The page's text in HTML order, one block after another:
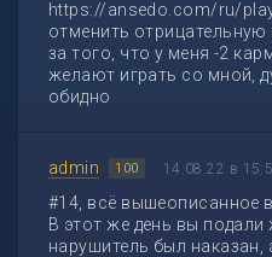
https://ansedo.com/ru/
отменить отрицательную
за того, что у меня -2
желают играть со мной,
обидно
admin 100 14.08.22 в
#14, всё вышеописанное
В этот же день вы подали
нарушитель был наказан,